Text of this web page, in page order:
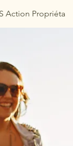
Action Propriéta